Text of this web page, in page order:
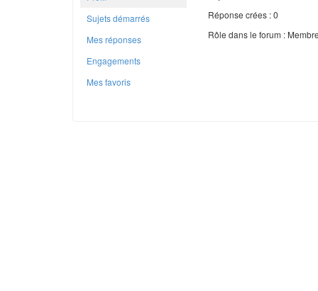
Sujets démarrés
Mes réponses
Engagements
Mes favoris
Réponse crées : 0
Rôle dans le forum :